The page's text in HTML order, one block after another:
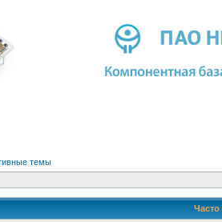
темы